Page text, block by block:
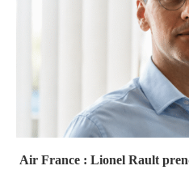
Air France : Lionel Rault